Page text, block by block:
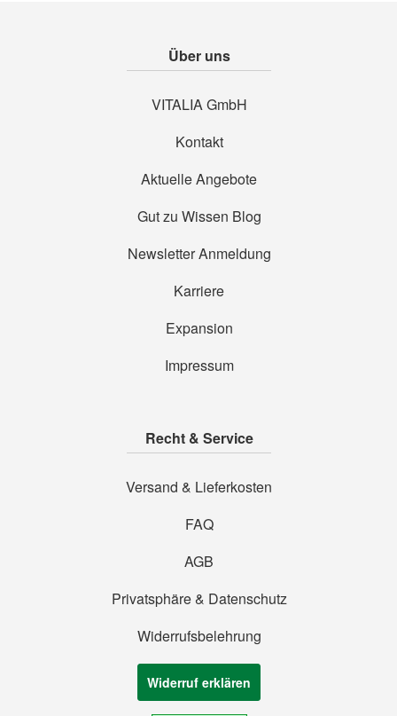
Über uns
VITALIA GmbH
Kontakt
Aktuelle Angebote
Gut zu Wissen Blog
Newsletter Anmeldung
Karriere
Expansion
Impressum
Recht & Service
Versand & Lieferkosten
FAQ
AGB
Privatsphäre & Datenschutz
Widerrufsbelehrung
Widerruf erklären